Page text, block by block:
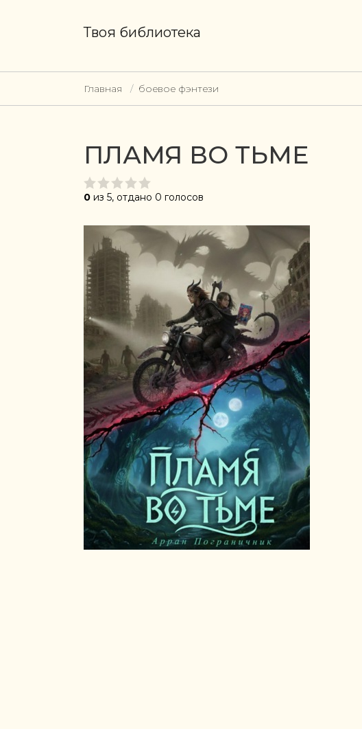
Твоя библиотека
Главная боевое фэнтези
ПЛАМЯ ВО ТЬМЕ
0 из 5, отдано 0 голосов